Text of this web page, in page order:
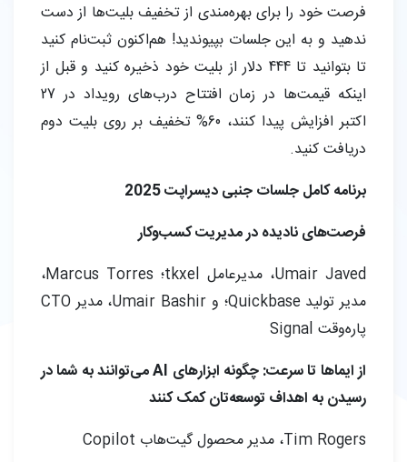
فرصت خود را برای بهره‌مندی از تخفیف بلیت‌ها از دست
ندهید و به این جلسات بپیوندید! هم‌اکنون ثبت‌نام کنید
تا بتوانید تا 444 دلار از بلیت خود ذخیره کنید و قبل از
اینکه قیمت‌ها در زمان افتتاح درب‌های رویداد در 27
اکتبر افزایش پیدا کنند، 60% تخفیف بر روی بلیت دوم
دریافت کنید.
برنامه کامل جلسات جنبی دیسراپت 2025
فرصت‌های نادیده در مدیریت کسب‌وکار
Umair Javed، مدیرعامل tkxel؛ Marcus Torres،
مدیر تولید Quickbase؛ و Umair Bashir، مدیر CTO
پاره‌وقت Signal
از ایماها تا سرعت: چگونه ابزارهای AI می‌توانند به شما در
رسیدن به اهداف توسعه‌تان کمک کنند
Tim Rogers، مدیر محصول گیت‌هاب Copilot